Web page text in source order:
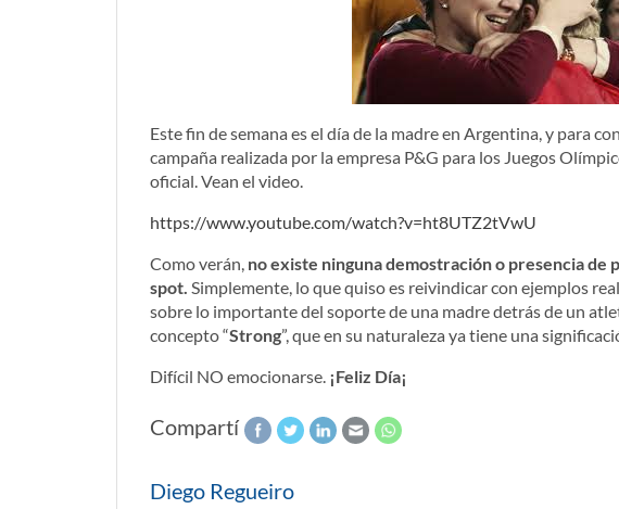
Este fin de semana es el día de la madre en Argentina, y para
campaña realizada por la empresa P&G para los Juegos
oficial. Vean el video.
https://www.youtube.com/watch?v=ht8UTZ2tVwU
Como verán, no existe ninguna demostración o presencia de
spot. Simplemente, lo que quiso es reivindicar con ejemplos
sobre lo importante del soporte de una madre detrás de un
concepto “Strong”, que en su naturaleza ya tiene una
Difícil NO emocionarse. ¡Feliz Día¡
Compartí
Diego Regueiro